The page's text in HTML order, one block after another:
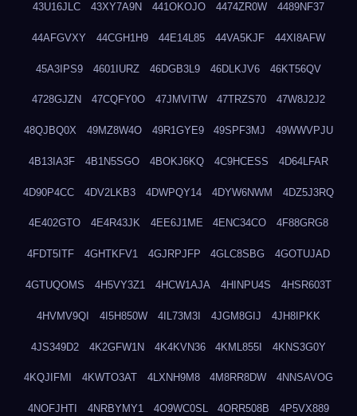
43U16JLC 43XY7A9N 441OKOJO 4474ZR0W 4489NF37
44AFGVXY 44CGH1H9 44E14L85 44VA5KJF 44XI8AFW
45A3IPS9 4601IURZ 46DGB3L9 46DLKJV6 46KT56QV
4728GJZN 47CQFY0O 47JMVITW 47TRZS70 47W8J2J2
48QJBQ0X 49MZ8W4O 49R1GYE9 49SPF3MJ 49WWVPJU
4B13IA3F 4B1N5SGO 4BOKJ6KQ 4C9HCESS 4D64LFAR
4D90P4CC 4DV2LKB3 4DWPQY14 4DYW6NWM 4DZ5J3RQ
4E402GTO 4E4R43JK 4EE6J1ME 4ENC34CO 4F88GRG8
4FDT5ITF 4GHTKFV1 4GJRPJFP 4GLC8SBG 4GOTUJAD
4GTUQOMS 4H5VY3Z1 4HCW1AJA 4HINPU4S 4HSR603T
4HVMV9QI 4I5H850W 4IL73M3I 4JGM8GIJ 4JH8IPKK
4JS349D2 4K2GFW1N 4K4KVN36 4KML855I 4KNS3G0Y
4KQJIFMI 4KWTO3AT 4LXNH9M8 4M8RR8DW 4NNSAVOG
4NOFJHTI 4NRBYMY1 4O9WC0SL 4ORR508B 4P5VX889